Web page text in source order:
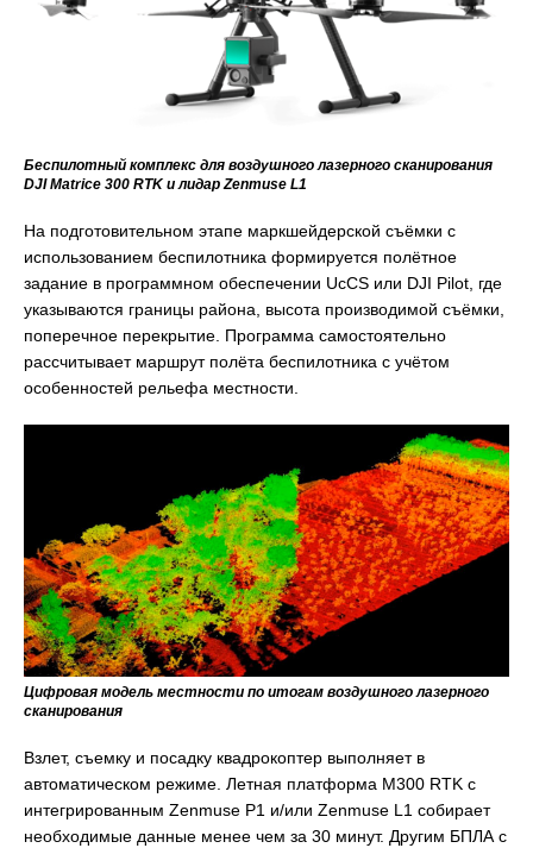
Беспилотный комплекс для воздушного лазерного сканирования
DJI Matrice 300 RTK и лидар Zenmuse L1
На подготовительном этапе маркшейдерской съёмки с
использованием беспилотника формируется полётное
задание в программном обеспечении UcCS или DJI Pilot, где
указываются границы района, высота производимой съёмки,
поперечное перекрытие. Программа самостоятельно
рассчитывает маршрут полёта беспилотника с учётом
особенностей рельефа местности.
Цифровая модель местности по итогам воздушного лазерного
сканирования
Взлет, съемку и посадку квадрокоптер выполняет в
автоматическом режиме. Летная платформа M300 RTK с
интегрированным Zenmuse P1 и/или Zenmuse L1 собирает
необходимые данные менее чем за 30 минут. Другим БПЛА с